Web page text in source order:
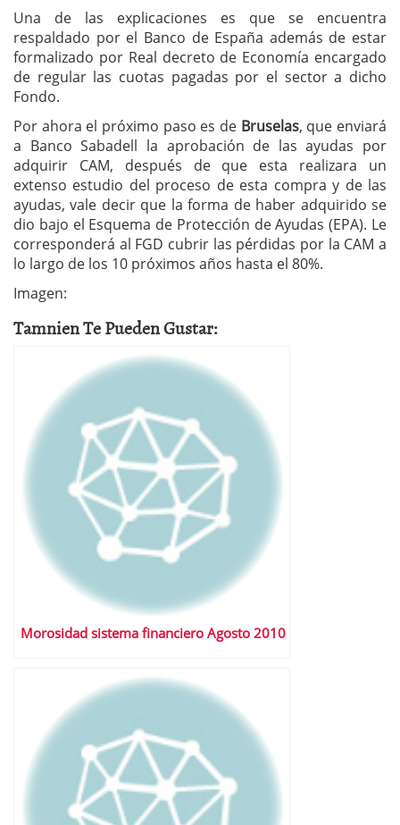
Una de las explicaciones es que se encuentra
respaldado por el Banco de España además de estar
formalizado por Real decreto de Economía encargado
de regular las cuotas pagadas por el sector a dicho
Fondo.
Por ahora el próximo paso es de Bruselas, que enviará
a Banco Sabadell la aprobación de las ayudas por
adquirir CAM, después de que esta realizara un
extenso estudio del proceso de esta compra y de las
ayudas, vale decir que la forma de haber adquirido se
dio bajo el Esquema de Protección de Ayudas (EPA). Le
corresponderá al FGD cubrir las pérdidas por la CAM a
lo largo de los 10 próximos años hasta el 80%.
Imagen:
Tamnien Te Pueden Gustar:
Morosidad sistema financiero Agosto 2010